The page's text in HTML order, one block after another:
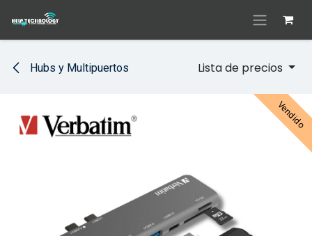
Hubs y Multipuertos Lista de precios
Vendido